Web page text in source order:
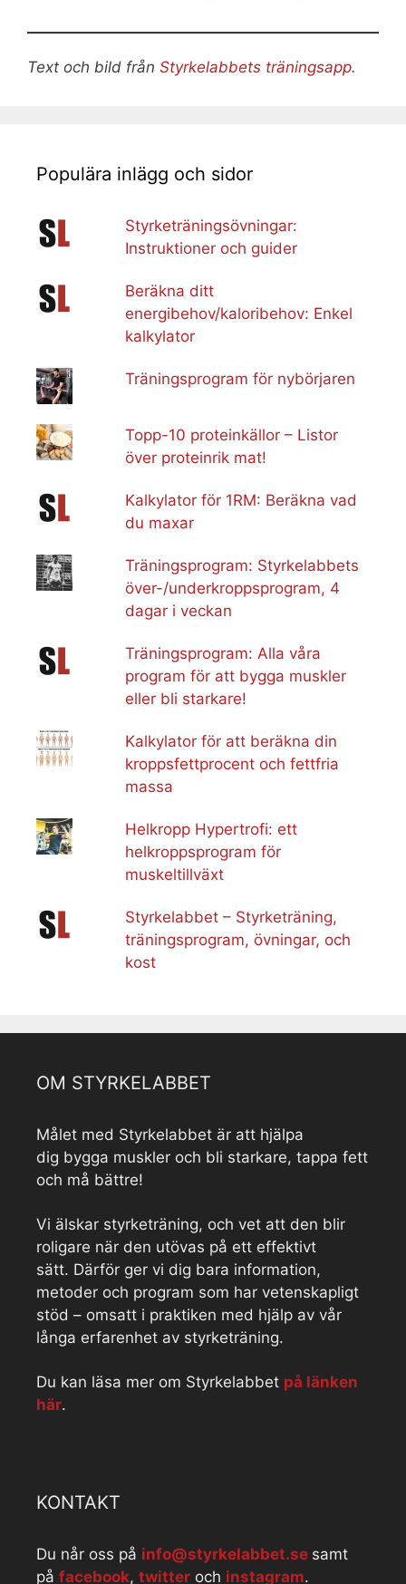
Text och bild från Styrkelabbets träningsapp.
Populära inlägg och sidor
Styrketräningsövningar:
Instruktioner och guider
Beräkna ditt
energibehov/kaloribehov: Enkel
kalkylator
Träningsprogram för nybörjaren
Topp-10 proteinkällor – Listor
över proteinrik mat!
Kalkylator för 1RM: Beräkna vad
du maxar
Träningsprogram: Styrkelabbets
över-/underkroppsprogram, 4
dagar i veckan
Träningsprogram: Alla våra
program för att bygga muskler
eller bli starkare!
Kalkylator för att beräkna din
kroppsfettprocent och fettfria
massa
Helkropp Hypertrofi: ett
helkroppsprogram för
muskeltillväxt
Styrkelabbet – Styrketräning,
träningsprogram, övningar, och
kost
OM STYRKELABBET
Målet med Styrkelabbet är att hjälpa
dig bygga muskler och bli starkare, tappa fett
och må bättre!
Vi älskar styrketräning, och vet att den blir
roligare när den utövas på ett effektivt
sätt. Därför ger vi dig bara information,
metoder och program som har vetenskapligt
stöd – omsatt i praktiken med hjälp av vår
långa erfarenhet av styrketräning.
Du kan läsa mer om Styrkelabbet på länken
här.
KONTAKT
Du når oss på info@styrkelabbet.se samt
på facebook, twitter och instagram.